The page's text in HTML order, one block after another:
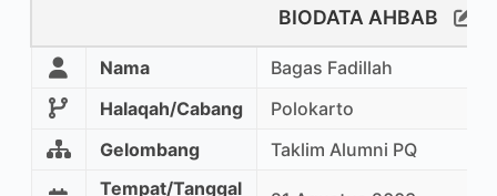
BIODATA AHBAB
Nama
Bagas Fadillah
Halaqah/Cabang
Polokarto
Gelombang
Taklim Alumni PQ
Tempat/Tanggal